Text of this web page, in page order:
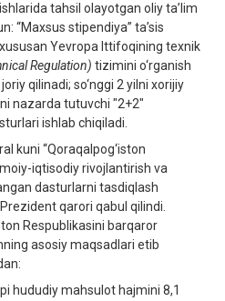
tahsil olayotgan oliy ta’lim
“Maxsus stipendiya” ta’sis
Yevropa Ittifoqining texnik
Regulation) tizimini o‘rganish
qilinadi; so‘nggi 2 yilni xorijiy
nazarda tutuvchi "2+2"
ishlab chiqiladi.
kuni “Qoraqalpog‘iston
iqtisodiy rivojlantirish va
dasturlarni tasdiqlash
qarori qabul qilindi.
Respublikasini barqaror
asosiy maqsadlari etib
hududiy mahsulot hajmini 8,1